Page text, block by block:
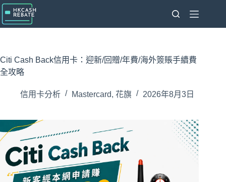
跳
至
主
內
容
Citi Cash Back信用卡：迎新/回贈/年費/海外簽賬手續費
全攻略
信用卡分析 Mastercard, 花旗 2026年8月3日